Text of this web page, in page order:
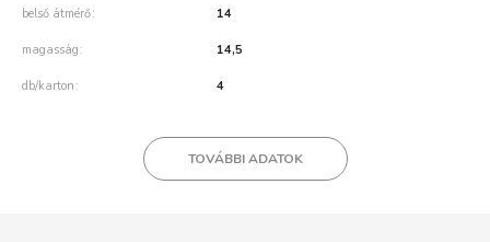
belső átmérő 14
magasság 14,5
db/karton 4
TOVÁBBI ADATOK